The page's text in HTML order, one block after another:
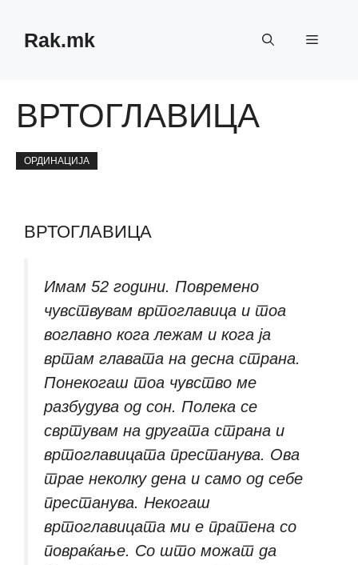
contentRak.mk Menu
ВРТОГЛАВИЦА
ОРДИНАЦИЈА
ВРТОГЛАВИЦА
Имам 52 години. Повремено
чувствувам вртоглавица и тоа
воглавно кога лежам и кога ја
вртам главата на десна страна.
Понекогаш тоа чувство ме
разбудува од сон. Полека се
свртувам на другата страна и
вртоглавицата престанува. Ова
трае неколку дена и само од себе
престанува. Некогаш
вртоглавицата ми е пратена со
повраќање. Со што можат да